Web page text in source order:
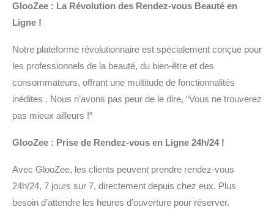
GlooZee : La Révolution des Rendez-vous Beauté en
Ligne !
Notre plateforme révolutionnaire est spécialement conçue pour
les professionnels de la beauté, du bien-être et des
consommateurs, offrant une multitude de fonctionnalités
inédites . Nous n’avons pas peur de le dire, “Vous ne trouverez
pas mieux ailleurs !“
GlooZee : Prise de Rendez-vous en Ligne 24h/24 !
Avec GlooZee, les clients peuvent prendre rendez-vous
24h/24, 7 jours sur 7, directement depuis chez eux. Plus
besoin d’attendre les heures d’ouverture pour réserver.